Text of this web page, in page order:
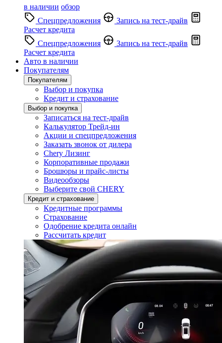
в наличии обзор
Спецпредложения
Запись на тест-драйв
Расчет кредита
Спецпредложения
Запись на тест-драйв
Расчет кредита
Авто в наличии
Покупателям
Покупателям
Выбор и покупка
Кредит и страхование
Выбор и покупка
Записаться на тест-драйв
Калькулятор Трейд-ин
Акции и спецпредложения
Заказать звонок от дилера
Chery Лизинг
Корпоративные продажи
Брошюры и прайс-листы
Видеообзоры
Выберите свой CHERY
Кредит и страхование
Кредитные программы
Страхование
Одобрение кредита онлайн
Рассчитать кредит